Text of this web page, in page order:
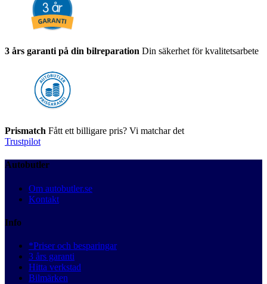
3 års garanti på din bilreparation Din säkerhet för kvalitetsarbete
Prismatch Fått ett billigare pris? Vi matchar det
Trustpilot
Autobutler
Om autobutler.se
Kontakt
Info
*Priser och besparingar
3 års garanti
Hitta verkstad
Bilmärken